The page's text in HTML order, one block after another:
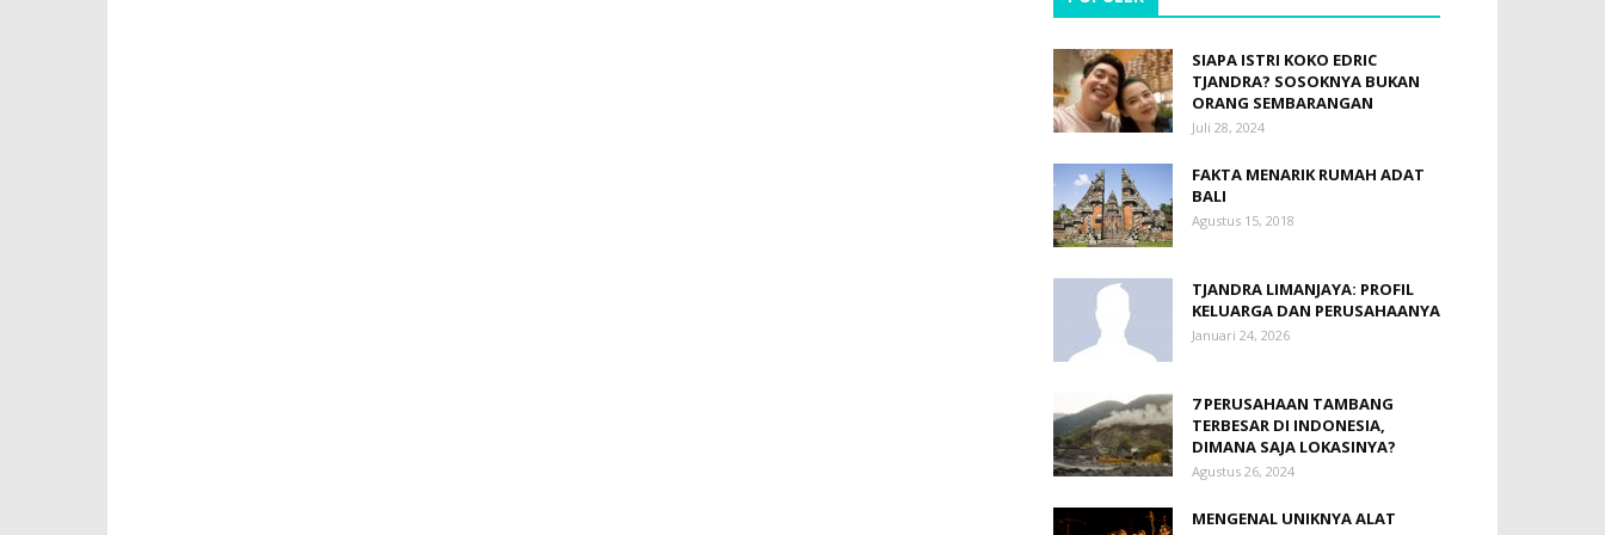
SIAPA ISTRI KOKO EDRIC
TJANDRA? SOSOKNYA BUKAN
ORANG SEMBARANGAN
Juli 28, 2024
FAKTA MENARIK RUMAH ADAT
BALI
Agustus 15, 2018
TJANDRA LIMANJAYA: PROFIL
KELUARGA DAN PERUSAHAANYA
Januari 24, 2026
7 PERUSAHAAN TAMBANG
TERBESAR DI INDONESIA,
DIMANA SAJA LOKASINYA?
Agustus 26, 2024
MENGENAL UNIKNYA ALAT